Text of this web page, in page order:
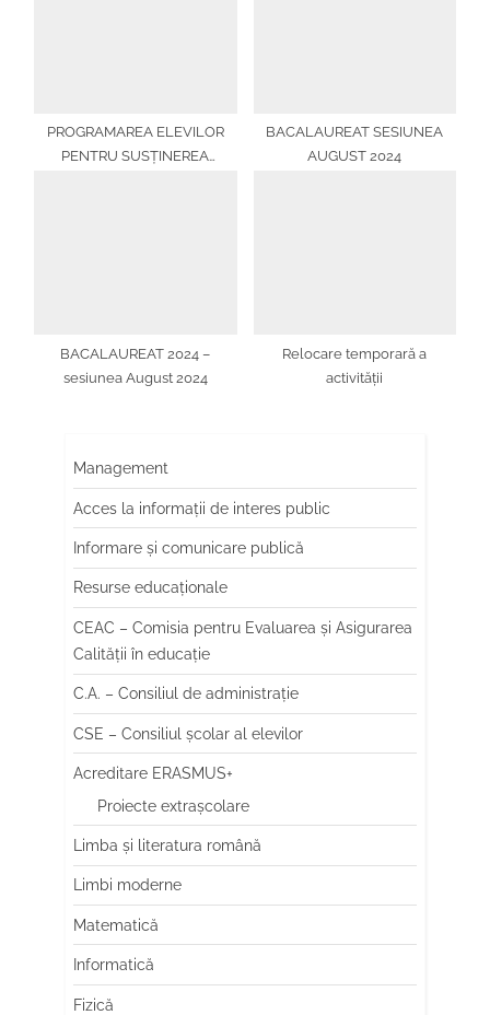
PROGRAMAREA ELEVILOR
PENTRU SUSȚINEREA
BACALAUREAT SESIUNEA
AUGUST 2024
BACALAUREAT 2024 –
sesiunea August 2024
Relocare temporară a
activității
Management
Acces la informații de interes public
Informare și comunicare publică
Resurse educaționale
CEAC – Comisia pentru Evaluarea și Asigurarea
Calității în educație
C.A. – Consiliul de administrație
CSE – Consiliul școlar al elevilor
Acreditare ERASMUS+
Proiecte extrașcolare
Limba şi literatura română
Limbi moderne
Matematică
Informatică
Fizică